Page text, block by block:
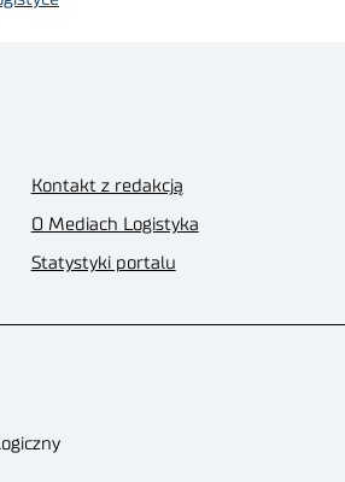
Kontakt z redakcją
O Mediach Logistyka
Statystyki portalu